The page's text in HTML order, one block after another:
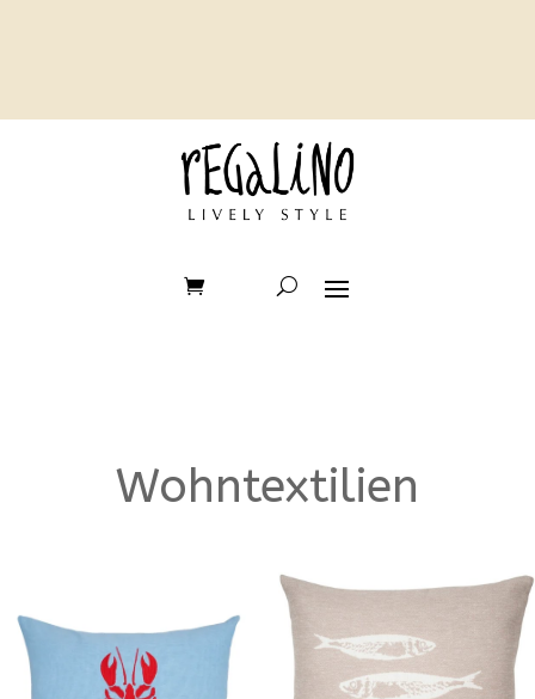
Wohntextilien